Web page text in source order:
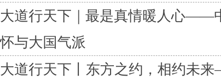
大道行天下｜最是真情暖人心——
怀与大国气派
大道行天下丨东方之约，相约未